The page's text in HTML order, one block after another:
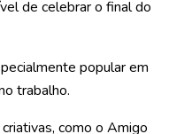
de celebrar o final do
popular em
trabalho.
como o Amigo